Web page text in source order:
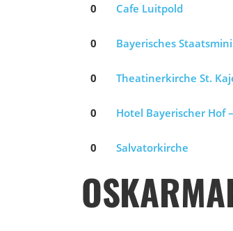
0 Cafe Luitpold
0 Bayerisches
0 Theatinerkirche St.
0 Hotel Bayerischer Hof
0 Salvatorkirche